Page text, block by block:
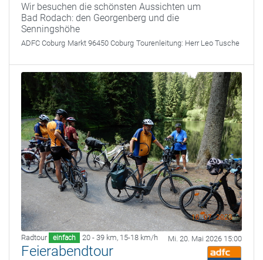
Wir besuchen die schönsten Aussichten um
Bad Rodach: den Georgenberg und die
Senningshöhe
ADFC Coburg Markt 96450 Coburg Tourenleitung: Herr Leo Tusche
Radtour einfach 20 - 39 km, 15-18 km/h Mi. 20. Mai 2026 15:00
Feierabendtour